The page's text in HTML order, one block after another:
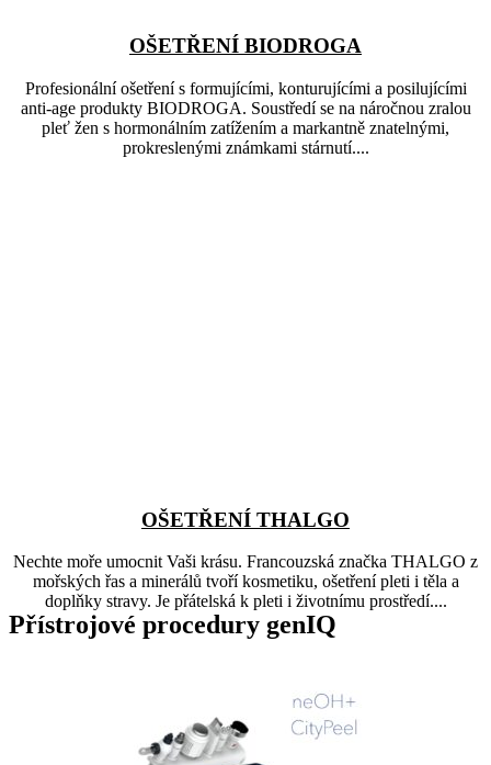
OŠETŘENÍ BIODROGA
Profesionální ošetření s formujícími, konturujícími a posilujícími
anti-age produkty BIODROGA. Soustředí se na náročnou zralou
pleť žen s hormonálním zatížením a markantně znatelnými,
prokreslenými známkami stárnutí....
OŠETŘENÍ THALGO
Nechte moře umocnit Vaši krásu. Francouzská značka THALGO z
mořských řas a minerálů tvoří kosmetiku, ošetření pleti i těla a
doplňky stravy. Je přátelská k pleti i životnímu prostředí....
Přístrojové procedury genIQ